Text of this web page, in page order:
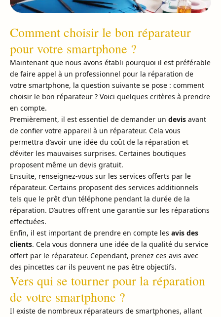
Comment choisir le bon réparateur
pour votre smartphone ?
Maintenant que nous avons établi pourquoi il est préférable
de faire appel à un professionnel pour la réparation de
votre smartphone, la question suivante se pose : comment
choisir le bon réparateur ? Voici quelques critères à prendre
en compte.
Premièrement, il est essentiel de demander un devis avant
de confier votre appareil à un réparateur. Cela vous
permettra d’avoir une idée du coût de la réparation et
d’éviter les mauvaises surprises. Certaines boutiques
proposent même un devis gratuit.
Ensuite, renseignez-vous sur les services offerts par le
réparateur. Certains proposent des services additionnels
tels que le prêt d’un téléphone pendant la durée de la
réparation. D’autres offrent une garantie sur les réparations
effectuées.
Enfin, il est important de prendre en compte les avis des
clients. Cela vous donnera une idée de la qualité du service
offert par le réparateur. Cependant, prenez ces avis avec
des pincettes car ils peuvent ne pas être objectifs.
Vers qui se tourner pour la réparation
de votre smartphone ?
Il existe de nombreux réparateurs de smartphones, allant